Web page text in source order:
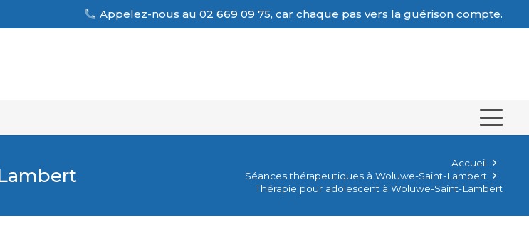
Appelez-nous au 02 669 09 75, car chaque pas vers la guérison compte.
Accueil
Séances thérapeutiques à Woluwe-Saint-Lambert
Thérapie pour adolescent à Woluwe-Saint-Lambert